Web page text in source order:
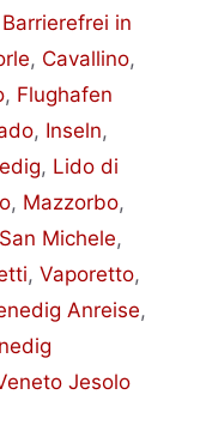
Barrierefrei in
, Cavallino,
, Flughafen
, Inseln,
, Lido di
, Mazzorbo,
San Michele,
, Vaporetto,
Anreise,
Jesolo